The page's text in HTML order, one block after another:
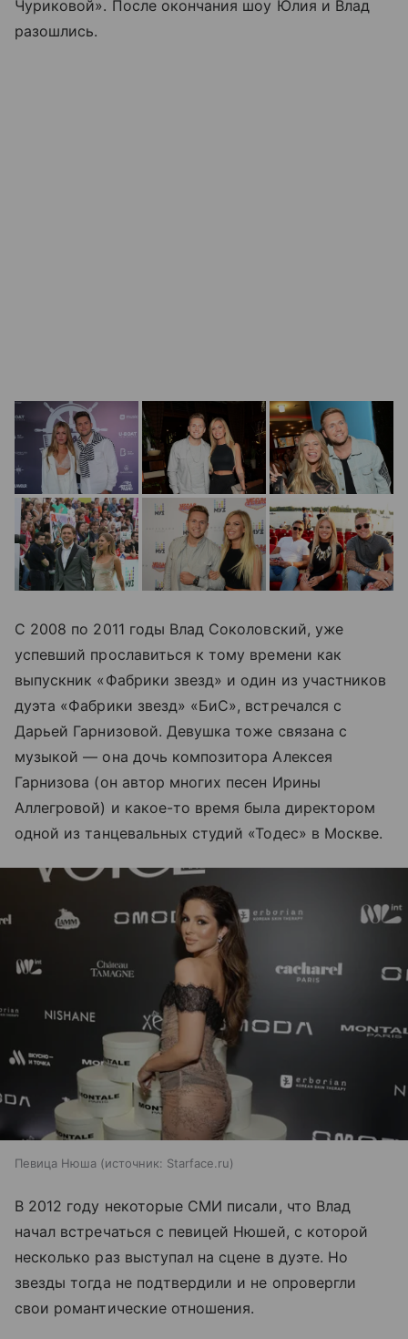
Чуриковой». После окончания шоу Юлия и Влад
разошлись.
С 2008 по 2011 годы Влад Соколовский, уже
успевший прославиться к тому времени как
выпускник «Фабрики звезд» и один из участников
дуэта «Фабрики звезд» «БиС», встречался с
Дарьей Гарнизовой. Девушка тоже связана с
музыкой — она дочь композитора Алексея
Гарнизова (он автор многих песен Ирины
Аллегровой) и какое-то время была директором
одной из танцевальных студий «Тодес» в Москве.
Певица Нюша источник: Starface.ru
В 2012 году некоторые СМИ писали, что Влад
начал встречаться с певицей Нюшей, с которой
несколько раз выступал на сцене в дуэте. Но
звезды тогда не подтвердили и не опровергли
свои романтические отношения.